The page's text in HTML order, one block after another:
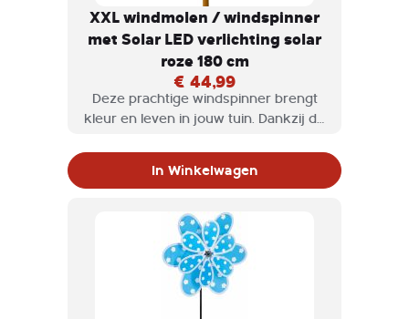
XXL windmolen / windspinner
met Solar LED verlichting solar
roze 180 cm
€ 44,99
Deze prachtige windspinner brengt
kleur en leven in jouw tuin. Dankzij de
dat overdag en ' s avonds voor een
In Winkelwagen